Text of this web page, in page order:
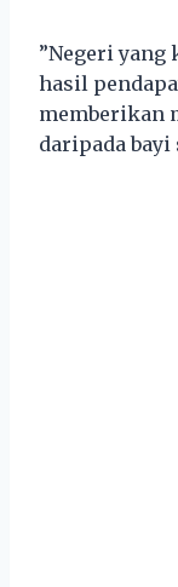
”Negeri
hasil
memberikan
daripada bayi